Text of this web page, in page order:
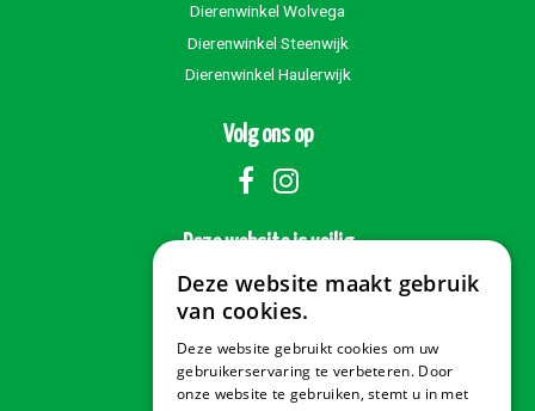
Dierenwinkel Wolvega
Dierenwinkel Steenwijk
Dierenwinkel Haulerwijk
Volg ons op
Deze website is veilig
Veilig betalen
Deze website maakt gebruik
van cookies.
Deze website gebruikt cookies om uw
gebruikerservaring te verbeteren. Door
onze website te gebruiken, stemt u in met